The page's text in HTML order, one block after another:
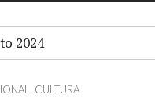
2024
CULTURA